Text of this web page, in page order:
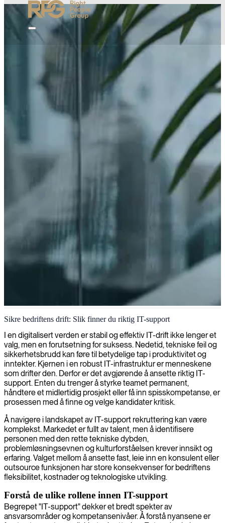
IT-support og driftshåndtering
Vi tilbyr dyktige 2. linje IT-supportspesialister som forbedrer dine
tekniske operasjoner og løser komplekse systemproblemer effektivt.
Sikre bedriftens drift: Slik finner du riktig IT-support
I en digitalisert verden er stabil og effektiv IT-drift ikke lenger et
valg, men en forutsetning for suksess. Nedetid, tekniske feil og
sikkerhetsbrudd kan føre til betydelige tap i produktivitet og
inntekter. Kjernen i en robust IT-infrastruktur er menneskene
som drifter den. Derfor er det avgjørende å ansette riktig IT-
support. Enten du trenger å styrke teamet permanent,
håndtere et midlertidig prosjekt eller få inn spisskompetanse, er
prosessen med å finne og velge kandidater kritisk.
Å navigere i landskapet av IT-support rekruttering kan være
komplekst. Markedet er fullt av talent, men å identifisere
personen med den rette tekniske dybden,
problemløsningsevnen og kulturforståelsen krever innsikt og
erfaring. Valget mellom å ansette fast, leie inn en konsulent eller
outsource funksjonen har store konsekvenser for bedriftens
fleksibilitet, kostnader og teknologiske utvikling.
Forstå de ulike rollene innen IT-support
Begrepet "IT-support" dekker et bredt spekter av
ansvarsområder og kompetansenivåer. Å forstå nyansene er